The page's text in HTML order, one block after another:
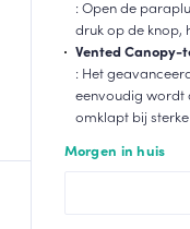
: Open de
druk op de knop,
Vented Canopy-
: Het
eenvoudig
omklapt bij
Morgen in huis